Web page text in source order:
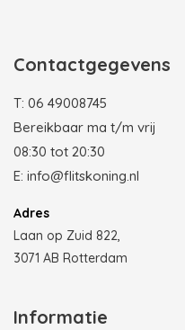
Contactgegevens
T: 06 49008745
Bereikbaar ma t/m vrij
08:30 tot 20:30
E: info@flitskoning.nl
Adres
Laan op Zuid 822,
3071 AB Rotterdam
Informatie